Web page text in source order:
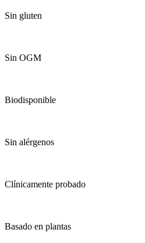
Sin gluten
Sin OGM
Biodisponible
Sin alérgenos
Clínicamente probado
Basado en plantas